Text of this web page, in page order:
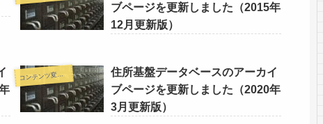
ブページを更新しました（2015年
12月更新版）
コ
ンテンツ変更情報
住所基盤データベースのアーカイ
ブページを更新しました（2020年
3月更新版）